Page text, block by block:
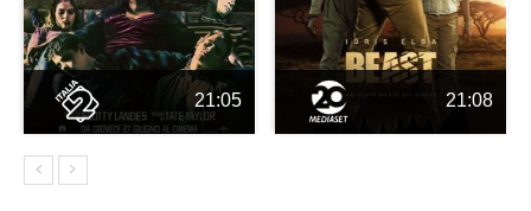
21:05 21:08